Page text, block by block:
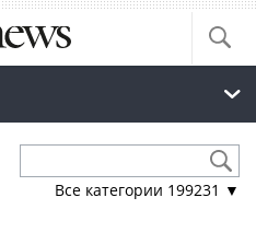
Все категории 199231 ▼